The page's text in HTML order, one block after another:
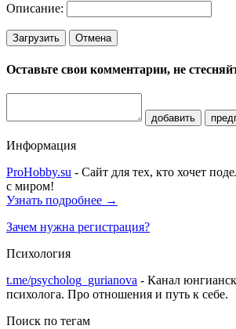
Описание:
Загрузить Отмена
Оставьте свои комментарии, не
добавить
Информация
ProHobby.su - Сайт для тех, кто хочет
с миром!
Узнать подробнее →
Зачем нужна регистрация?
Психология
t.me/psycholog_gurianova - Канал
психолога. Про отношения и путь к себе.
Поиск по тегам